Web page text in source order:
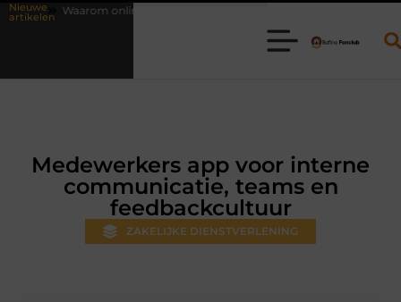
Nieuwe
artikelen
vlees bestellen steeds gewoner wordt
Medewerkers app voor interne
communicatie, teams en
feedbackcultuur
ZAKELIJKE DIENSTVERLENING